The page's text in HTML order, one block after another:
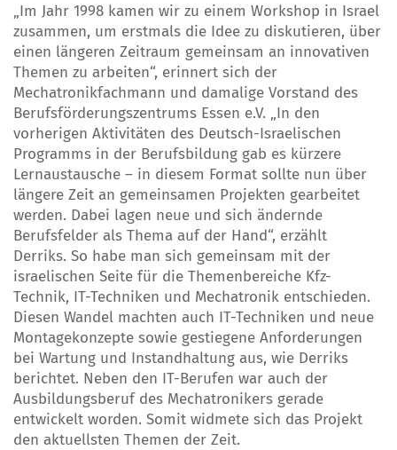
„Im Jahr 1998 kamen wir zu einem Workshop in Israel
zusammen, um erstmals die Idee zu diskutieren, über
einen längeren Zeitraum gemeinsam an innovativen
Themen zu arbeiten“, erinnert sich der
Mechatronikfachmann und damalige Vorstand des
Berufsförderungszentrums Essen e.V. „In den
vorherigen Aktivitäten des Deutsch-Israelischen
Programms in der Berufsbildung gab es kürzere
Lernaustausche – in diesem Format sollte nun über
längere Zeit an gemeinsamen Projekten gearbeitet
werden. Dabei lagen neue und sich ändernde
Berufsfelder als Thema auf der Hand“, erzählt
Derriks. So habe man sich gemeinsam mit der
israelischen Seite für die Themenbereiche Kfz-
Technik, IT-Techniken und Mechatronik entschieden.
Diesen Wandel machten auch IT-Techniken und neue
Montagekonzepte sowie gestiegene Anforderungen
bei Wartung und Instandhaltung aus, wie Derriks
berichtet. Neben den IT-Berufen war auch der
Ausbildungsberuf des Mechatronikers gerade
entwickelt worden. Somit widmete sich das Projekt
den aktuellsten Themen der Zeit.